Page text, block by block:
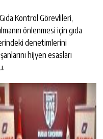
Kontrol Görevlileri,
önlenmesi için gıda
denetimlerini
hijyen esasları